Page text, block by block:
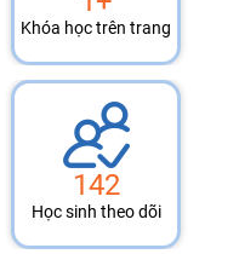
Khóa học trên trang
142
Học sinh theo dõi